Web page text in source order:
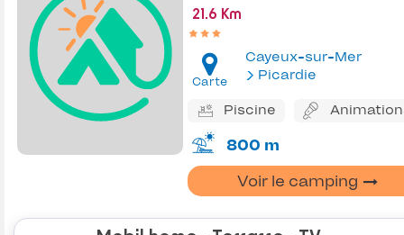
21.6 Km
Carte
Cayeux-sur-Mer
Picardie
Piscine
800 m
Voir le camping